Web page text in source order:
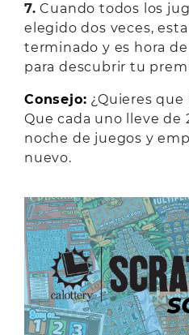
7. Cuando todos los
elegido dos veces,
terminado y es hora
para descubrir tu
Consejo: ¿Quieres que
Que cada uno lleve de
noche de juegos y
nuevo.